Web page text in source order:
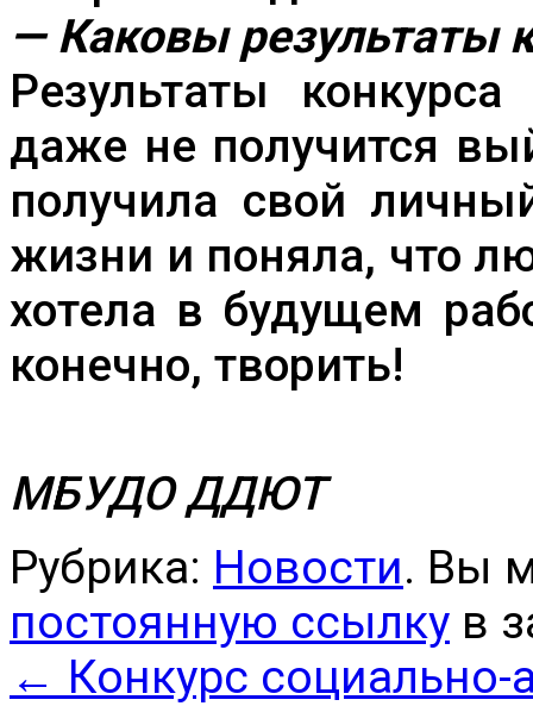
— Каковы результаты
Результаты
даже не получится
получила свой
жизни и поняла, что
хотела в будущем
конечно, творить!
МБУДО ДДЮТ
Рубрика: Новости. Вы
постоянную ссылку в
← Конкурс социально-